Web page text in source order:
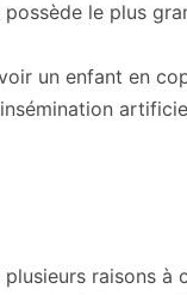
le plus
un enfant en
raisons